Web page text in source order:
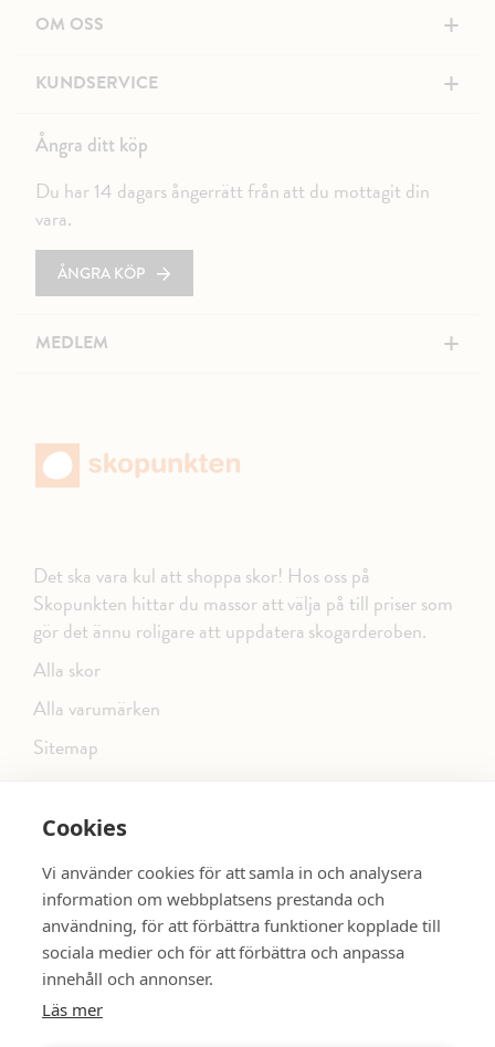
Cookies
Vi använder cookies för att samla in och analysera
information om webbplatsens prestanda och
användning, för att förbättra funktioner kopplade till
sociala medier och för att förbättra och anpassa
innehåll och annonser.
Läs mer
OM OSS +
KUNDSERVICE +
Ångra ditt köp
Du har 14 dagars ångerrätt från att du mottagit din
vara.
ÅNGRA KÖP
MEDLEM +
Det ska vara kul att shoppa skor! Hos oss på
Skopunkten hittar du massor att välja på till priser som
gör det ännu roligare att uppdatera skogarderoben.
Alla skor
Alla varumärken
Sitemap
FÖLJ OSS PÅ SOCIALA MEDIER
SE MER SKOR: dinsko.se